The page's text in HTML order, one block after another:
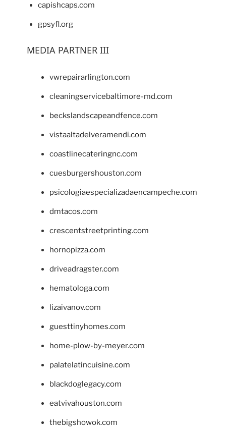
capishcaps.com
gpsyfl.org
MEDIA PARTNER III
vwrepairarlington.com
cleaningservicebaltimore-md.com
beckslandscapeandfence.com
vistaaltadelveramendi.com
coastlinecateringnc.com
cuesburgershouston.com
psicologiaespecializadaencampeche.com
dmtacos.com
crescentstreetprinting.com
hornopizza.com
driveadragster.com
hematologa.com
lizaivanov.com
guesttinyhomes.com
home-plow-by-meyer.com
palatelatincuisine.com
blackdoglegacy.com
eatvivahouston.com
thebigshowok.com